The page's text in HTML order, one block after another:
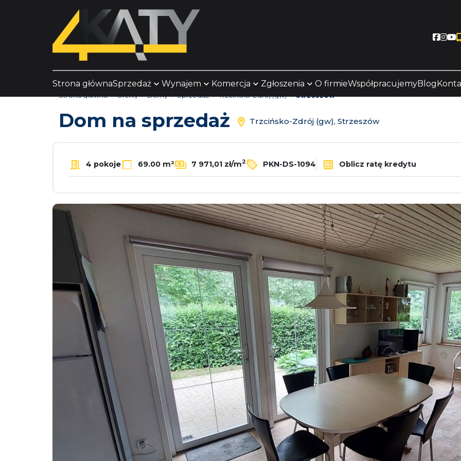
Strona głównaSprzedaż Wynajem Komercja Zgłoszenia O firmieWspółpracujemyBlog
Strona główna Oferty Domy Sprzedaż Trzcińsko-Zdrój (gw) Strzeszów
Dom na sprzedaż Trzcińsko-Zdrój (gw), Strzeszów
4 pokoje 69.00 m² 7 971,01 zł/m2 PKN-DS-1094 Oblicz ratę kredytu